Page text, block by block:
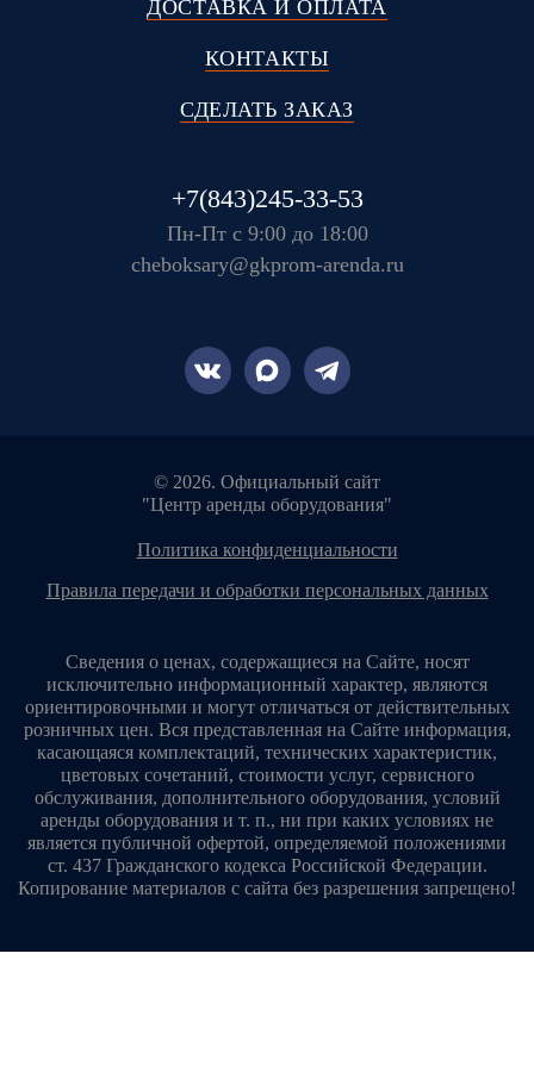
ДОСТАВКА И ОПЛАТА
КОНТАКТЫ
СДЕЛАТЬ ЗАКАЗ
+7(843)245-33-53
Пн-Пт с 9:00 до 18:00
cheboksary@gkprom-arenda.ru
© 2026. Официальный сайт
"Центр аренды оборудования"
политика конфиденциальности
правила передачи и обработки персональных данных
Сведения о ценах, содержащиеся на Сайте, носят
исключительно информационный характер, являются
ориентировочными и могут отличаться от действительных
розничных цен. Вся представленная на Сайте информация,
касающаяся комплектаций, технических характеристик,
цветовых сочетаний, стоимости услуг, сервисного
обслуживания, дополнительного оборудования, условий
аренды оборудования и т. п., ни при каких условиях не
является публичной офертой, определяемой положениями
ст. 437 Гражданского кодекса Российской Федерации.
Копирование материалов с сайта без разрешения запрещено!